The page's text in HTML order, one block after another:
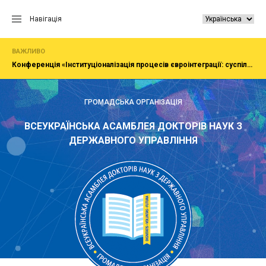
Навігація
ВАЖЛИВО
Конференція «Інституціоналізація процесів євроінтеграції: суспільство, економіка, адміністрування»
ГРОМАДСЬКА ОРГАНІЗАЦІЯ
ВСЕУКРАЇНСЬКА АСАМБЛЕЯ ДОКТОРІВ НАУК З
ДЕРЖАВНОГО УПРАВЛІННЯ